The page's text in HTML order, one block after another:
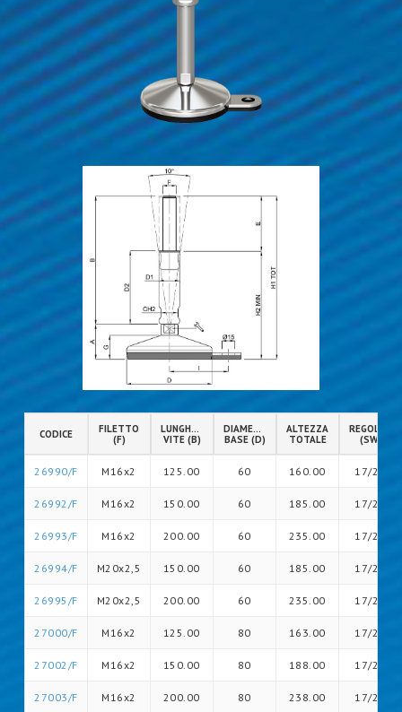
CODICE
FILETTO
(F)
LUNGHEZZA
VITE (B)
DIAMETRO
BASE (D)
ALTEZZA
TOTALE
(SW)
26990/F M16x2 125.00 60 160.00 17/20
26992/F M16x2 150.00 60 185.00 17/20
26993/F M16x2 200.00 60 235.00 17/26
26994/F M20x2,5 150.00 60 185.00 17/26
26995/F M20x2,5 200.00 60 235.00 17/26
27000/F M16x2 125.00 80 163.00 17/20
27002/F M16x2 150.00 80 188.00 17/20
27003/F M16x2 200.00 80 238.00 17/20